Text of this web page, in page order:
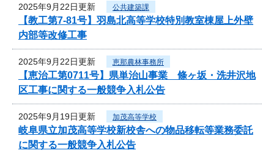
2025年9月22日更新 公共建築課
【教工第7-81号】羽島北高等学校特別教室棟屋上外壁
内部等改修工事
2025年9月22日更新 恵那農林事務所
【恵治工第0711号】県単治山事業 條ヶ坂・洗井沢地
区工事に関する一般競争入札公告
2025年9月19日更新 加茂高等学校
岐阜県立加茂高等学校新校舎への物品移転等業務委託
に関する一般競争入札公告